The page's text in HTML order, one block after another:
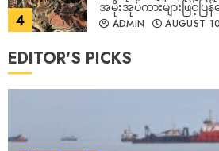
5
ADMIN AUGUST
တောင်းဆိုချက် ၆ ချ
အီရန်ပြော
AUGUST
EDITOR'S PICKS